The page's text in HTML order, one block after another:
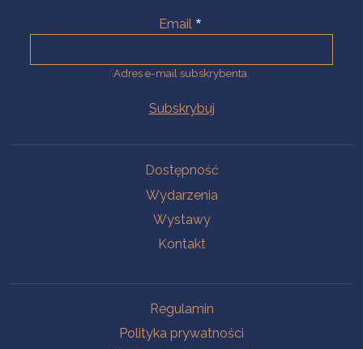
Email
Adres e-mail subskrybenta.
Dostępność
Wydarzenia
Wystawy
Kontakt
Regulamin
Polityka prywatności